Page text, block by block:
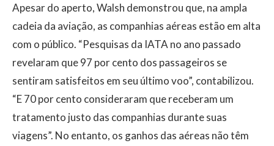
Apesar do aperto, Walsh demonstrou que, na ampla
cadeia da aviação, as companhias aéreas estão em alta
com o público. “Pesquisas da IATA no ano passado
revelaram que 97 por cento dos passageiros se
sentiram satisfeitos em seu último voo”, contabilizou.
“E 70 por cento consideraram que receberam um
tratamento justo das companhias durante suas
viagens”. No entanto, os ganhos das aéreas não têm